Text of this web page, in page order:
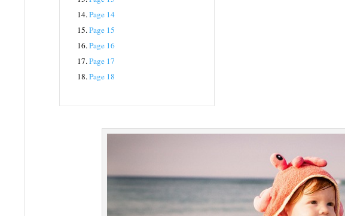
14.Page 14
15.Page 15
16.Page 16
17.Page 17
18.Page 18